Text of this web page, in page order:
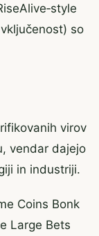
so
virov
vendar dajejo
in industriji.
Coins Bonk
Large Bets